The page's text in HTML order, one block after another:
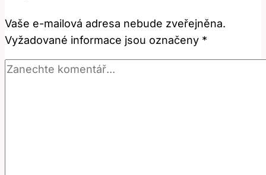
začít
mazat
a
čím
Vaše e-mailová adresa nebude zveřejněna.
Vyžadované informace jsou označeny *